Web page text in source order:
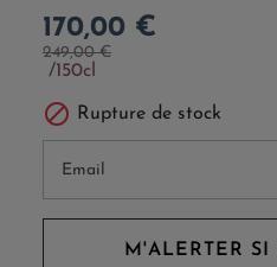
170,00 €
249,00 €
150cl
 Rupture de stock
M'ALERTER